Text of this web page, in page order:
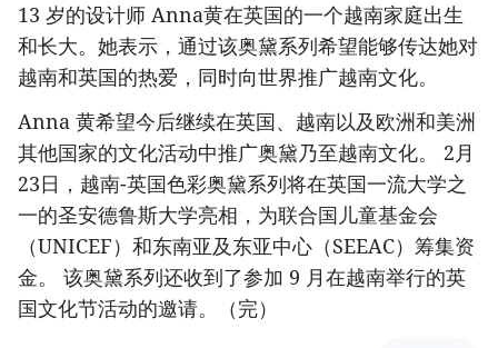
13 岁的设计师 Anna黄在英国的一个越南家庭出生
和长大。她表示，通过该奥黛系列希望能够传达她对
越南和英国的热爱，同时向世界推广越南文化。
Anna 黄希望今后继续在英国、越南以及欧洲和美洲
其他国家的文化活动中推广奥黛乃至越南文化。 2月
23日，越南-英国色彩奥黛系列将在英国一流大学之
一的圣安德鲁斯大学亮相，为联合国儿童基金会
（UNICEF）和东南亚及东亚中心（SEEAC）筹集资
金。 该奥黛系列还收到了参加 9 月在越南举行的英
国文化节活动的邀请。（完）